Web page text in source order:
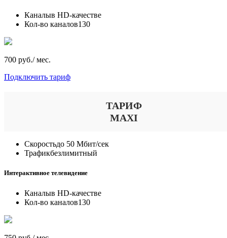
Каналыв HD-качестве
Кол-во каналов130
700 руб./ мес.
Подключить тариф
ТАРИФ
MAXI
Скоростьдо 50 Мбит/сек
Трафикбезлимитный
Интерактивное телевидение
Каналыв HD-качестве
Кол-во каналов130